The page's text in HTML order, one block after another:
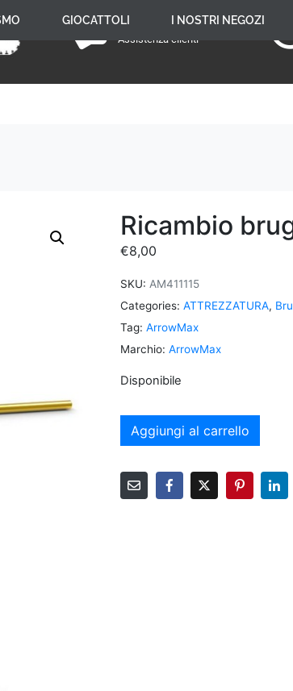
+39 059 650 005
Assistenza clienti
GIOCATTOLI I NOSTRI NEGOZI
Ricambio
€8,00
SKU: AM411115
Categories: ATTREZZATURA,
Tag: ArrowMax
Marchio: ArrowMax
Disponibile
Aggiungi al carrello